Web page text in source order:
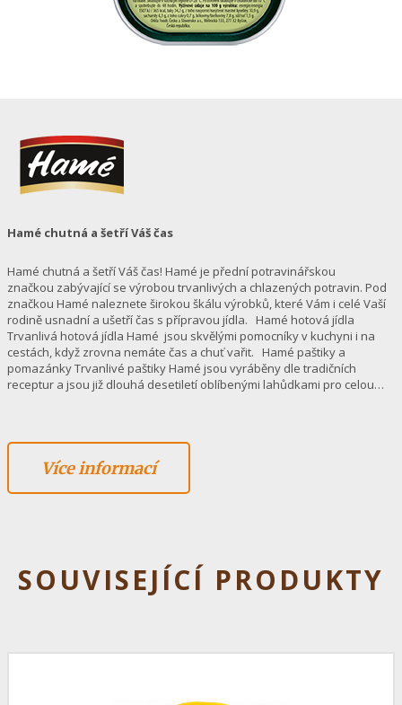
Hamé chutná a šetří Váš čas
Hamé chutná a šetří Váš čas! Hamé je přední potravinářskou
značkou zabývající se výrobou trvanlivých a chlazených potravin. Pod
značkou Hamé naleznete širokou škálu výrobků, které Vám i celé Vaší
rodině usnadní a ušetří čas s přípravou jídla. Hamé hotová jídla
Trvanlivá hotová jídla Hamé jsou skvělými pomocníky v kuchyni i na
cestách, když zrovna nemáte čas a chuť vařit. Hamé paštiky a
pomazánky Trvanlivé paštiky Hamé jsou vyráběny dle tradičních
receptur a jsou již dlouhá desetiletí oblíbenými lahůdkami pro celou…
Více informací
SOUVISEJÍCÍ PRODUKTY